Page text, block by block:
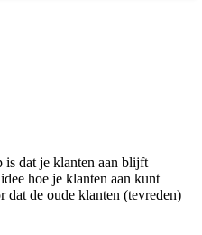
is dat je klanten aan blijft
hoe je klanten aan kunt
dat de oude klanten (tevreden)